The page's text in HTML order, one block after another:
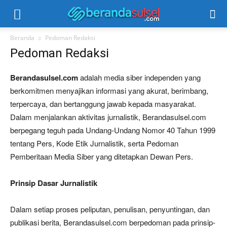
Beranda Pedoman Redaksi
Pedoman Redaksi
Berandasulsel.comadalah media siber independen yang
berkomitmen menyajikan informasi yang akurat, berimbang,
terpercaya, dan bertanggung jawab kepada masyarakat.
Dalam menjalankan aktivitas jurnalistik, Berandasulsel.com
berpegang teguh pada Undang-Undang Nomor 40 Tahun 1999
tentang Pers, Kode Etik Jurnalistik, serta Pedoman
Pemberitaan Media Siber yang ditetapkan Dewan Pers.
Prinsip Dasar Jurnalistik
Dalam setiap proses peliputan, penulisan, penyuntingan, dan
publikasi berita, Berandasulsel.com berpedoman pada prinsip-